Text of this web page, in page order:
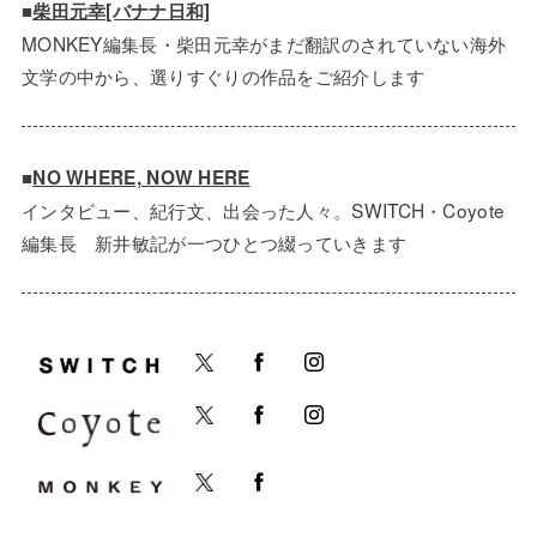
■柴田元幸[バナナ日和]
MONKEY編集長・柴田元幸がまだ翻訳のされていない海外
文学の中から、選りすぐりの作品をご紹介します
■NO WHERE, NOW HERE
インタビュー、紀行文、出会った人々。SWITCH・Coyote
編集長 新井敏記が一つひとつ綴っていきます